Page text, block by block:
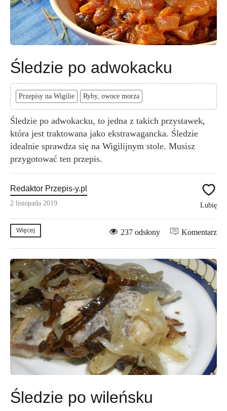
Śledzie po adwokacku
Przepisy na Wigilie Ryby, owoce morza
Śledzie po adwokacku, to jedna z takich przystawek,
która jest traktowana jako ekstrawagancka. Śledzie
idealnie sprawdza się na Wigilijnym stole. Musisz
przygotować ten przepis.
Redaktor Przepis-y.pl
2 listopada 2019 Lubię
Więcej Komentarz
237 odsłony
Śledzie po wileńsku